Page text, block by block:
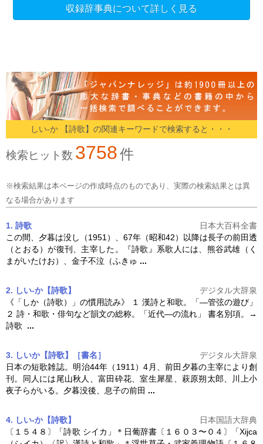
収録辞事典について詳しく見る
しい‐か 【詩歌】の関連キーワードで検索すると・・・
検索ヒット数 3758件
※検索結果は本ページの作成時点のものであり、実際の検索結果とは異
なる場合があります
1. 詩歌
日本大百科全書
この間、夕暮は没し（1951）、67年（昭和42）以降は長子の前田透
（とおる）が復刊、主宰した。『詩歌 』系歌人には、熊谷武雄（く
まがいたけお）、金子不泣（ふきゅ ...
2. しい‐か【詩歌】
デジタル大辞泉
《「しか（詩歌）」の慣用読み》 １ 漢詩と和歌。「―管弦の遊び」
２ 詩・和歌・俳句など韻文の総称。「近代―の流れ」 書名別項。→
詩歌
...
3. しいか【詩歌】［書名］
デジタル大辞泉
日本の短歌雑誌。明治44年（1911）4月、前田夕暮の主宰により創
刊。同人には尾山秋人、富田砕花、室生犀星、萩原朔太郎、川上小
夜子らがいる。夕暮没後、息子の前田 ...
4. しい‐か【詩歌】
日本国語大辞典
〔１５４８〕「詩歌 シイカ」＊日葡辞書〔１６０３〜０４〕「Xijca